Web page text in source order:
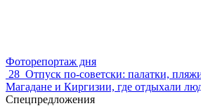
Фоторепортаж дня
28 Отпуск по‑советски: палатки,
Магадане и Киргизии, где отдыхали
Спецпредложения